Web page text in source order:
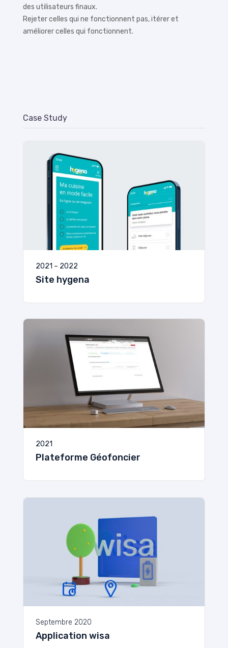
des utilisateurs finaux.
Rejeter celles qui ne fonctionnent pas, itérer et
améliorer celles qui fonctionnent.
Case Study
2021 – 2022
Site hygena
2021
Plateforme Géofoncier
Septembre 2020
Application wisa